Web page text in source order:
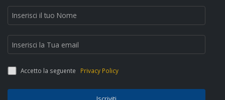
Accetto la seguente Privacy Policy